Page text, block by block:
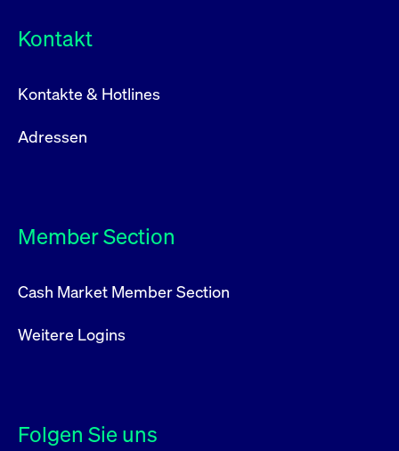
Kontakt
Kontakte & Hotlines
Adressen
Member Section
Cash Market Member Section
Weitere Logins
Folgen Sie uns